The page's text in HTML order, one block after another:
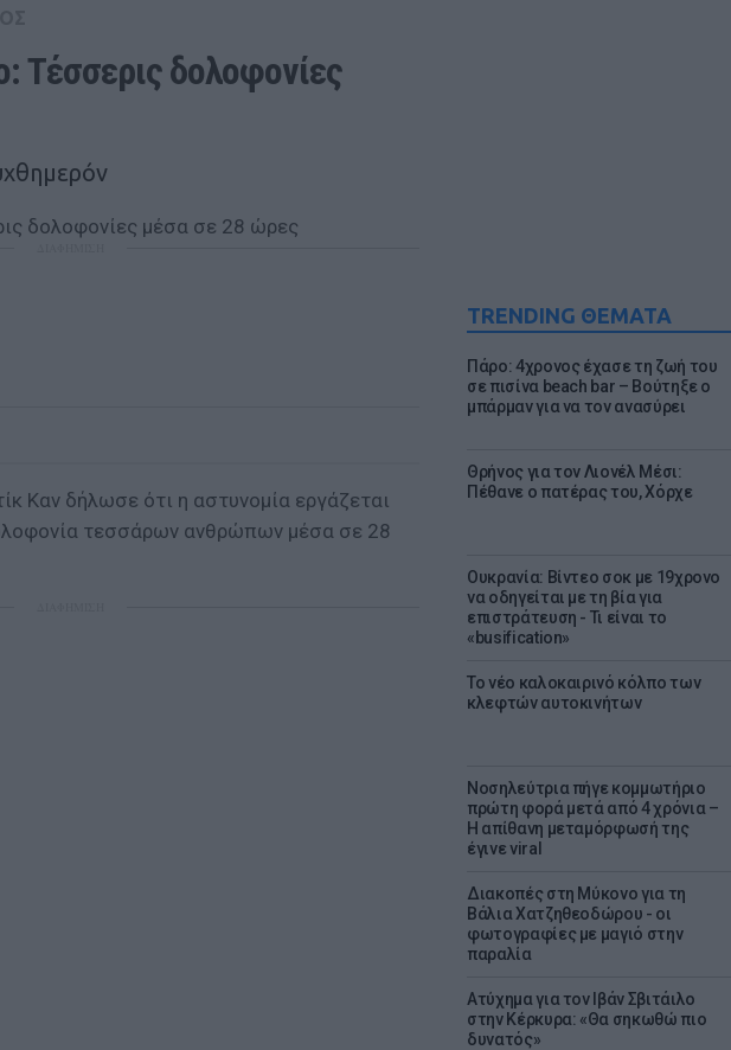
TRENDING ΘΕΜΑΤΑ
Πάρο: 4χρονος έχασε τη ζωή του
σε πισίνα beach bar – Βούτηξε ο
μπάρμαν για να τον ανασύρει
Θρήνος για τον Λιονέλ Μέσι:
Πέθανε ο πατέρας του, Χόρχε
Ουκρανία: Βίντεο σοκ με 19χρονο
να οδηγείται με τη βία για
επιστράτευση - Τι είναι το
«busification»
Το νέο καλοκαιρινό κόλπο των
κλεφτών αυτοκινήτων
Νοσηλεύτρια πήγε κομμωτήριο
πρώτη φορά μετά από 4 χρόνια –
Η απίθανη μεταμόρφωσή της
έγινε viral
Διακοπές στη Μύκονο για τη
Βάλια Χατζηθεοδώρου - οι
φωτογραφίες με μαγιό στην
παραλία
Ατύχημα για τον Ιβάν Σβιτάιλο
στην Κέρκυρα: «Θα σηκωθώ πιο
δυνατός»
Τέσσερις δολοφονίες
Καν δήλωσε ότι η αστυνομία εργάζεται
τεσσάρων ανθρώπων μέσα σε 28